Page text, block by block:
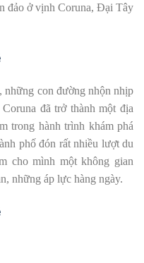
đảo ở vịnh Coruna, Đại Tây
những con đường nhộn nhịp
đã trở thành một địa
trong hành trình khám phá
phố đón rất nhiều lượt du
cho mình một không gian
những áp lực hàng ngày.